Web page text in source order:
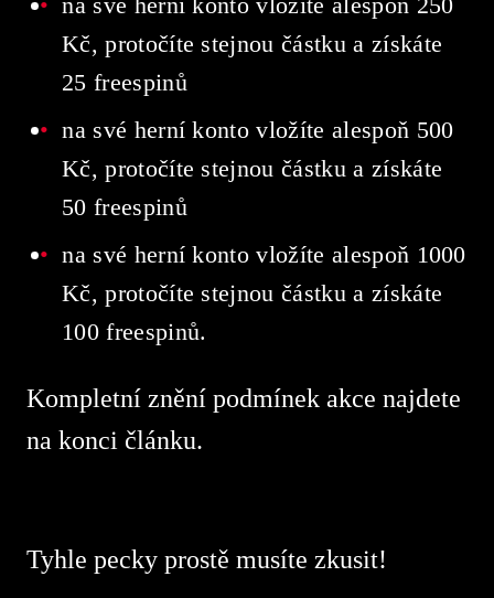
Kč, protočíte stejnou částku a získáte
25 freespinů
na své herní konto vložíte alespoň 500
Kč, protočíte stejnou částku a získáte
50 freespinů
na své herní konto vložíte alespoň 1000
Kč, protočíte stejnou částku a získáte
100 freespinů.
Kompletní znění podmínek akce najdete
na konci článku.
Tyhle pecky prostě musíte zkusit!